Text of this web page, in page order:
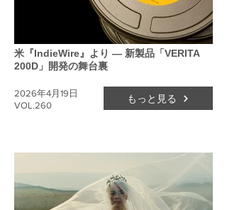
米『IndieWire』より ― 新製品「VERITA
200D」開発の舞台裏
VOL.260
2026年4月19日 もっと見る